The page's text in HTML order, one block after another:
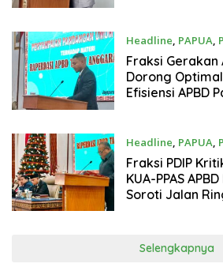
Headline, PAPUA,
Fraksi Gerakan
Dorong
Efisiensi APBD
Headline, PAPUA,
Fraksi PDIP
KUA-PPAS
Soroti Jalan
Selengkapnya